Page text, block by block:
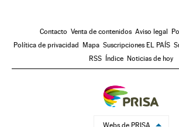
Contacto Venta de contenidos Aviso legal
Política de privacidad Mapa Suscripciones EL PAÍS
RSS Índice Noticias de hoy
Webs de PRISA